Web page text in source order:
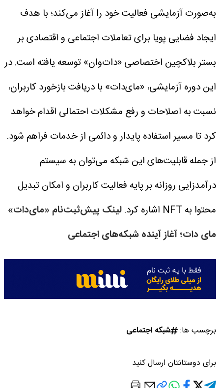
به‌صورت آزمایشی فعالیت خود را آغاز می‌کند؛ با هدف
ایجاد فضایی پویا برای تعاملات اجتماعی و اقتصادی بر
بستر بلاکچین اختصاصی «دات‌وان» توسعه یافته است.در
این دوره آزمایشی، «مای‌دات» با دریافت بازخورد کاربران،
نسبت به اصلاحات و رفع مشکلات احتمالی اقدام خواهد
کرد تا مسیر استفاده پایدار و دائمی از خدمات فراهم شود.
از جمله قابلیت‌های این شبکه می‌توان به سیستم
درآمدزایی روزانه بر پایه فعالیت کاربران و امکان تبدیل
محتوا به NFT اشاره کرد.
لینک پیش‌ثبت‌نام «مای‌دات»
مای دات؛ آغاز آینده شبکه‌های اجتماعی
برچسب ها: شبکه اجتماعی
برای دوستانتان ارسال کنید